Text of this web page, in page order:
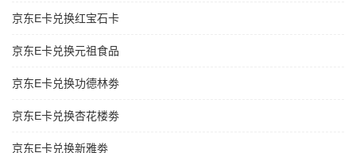
京东E卡兑换红宝石卡
京东E卡兑换元祖食品
京东E卡兑换功德林劵
京东E卡兑换杏花楼劵
京东E卡兑换新雅劵